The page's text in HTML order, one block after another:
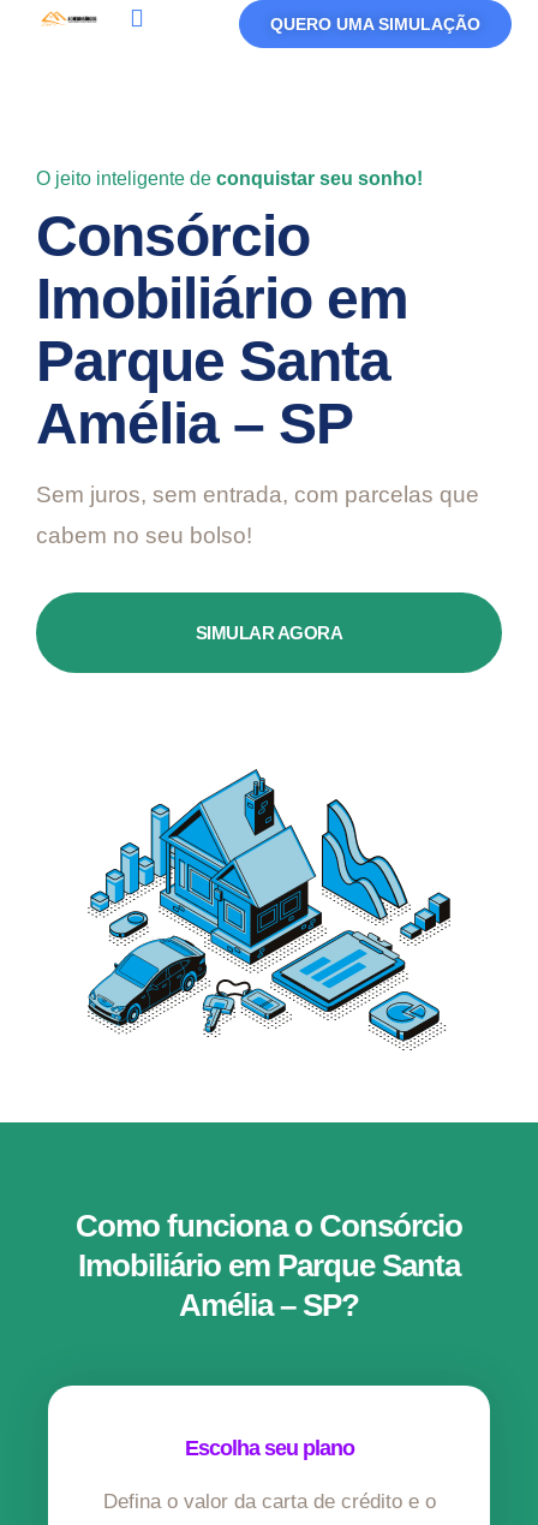
QUERO UMA SIMULAÇÃO
O jeito inteligente de conquistar seu sonho!
Consórcio
Imobiliário em
Parque Santa
Amélia – SP
Sem juros, sem entrada, com parcelas que
cabem no seu bolso!
SIMULAR AGORA
Como funciona o Consórcio
Imobiliário em Parque Santa
Amélia – SP?
Escolha seu plano
Defina o valor da carta de crédito e o